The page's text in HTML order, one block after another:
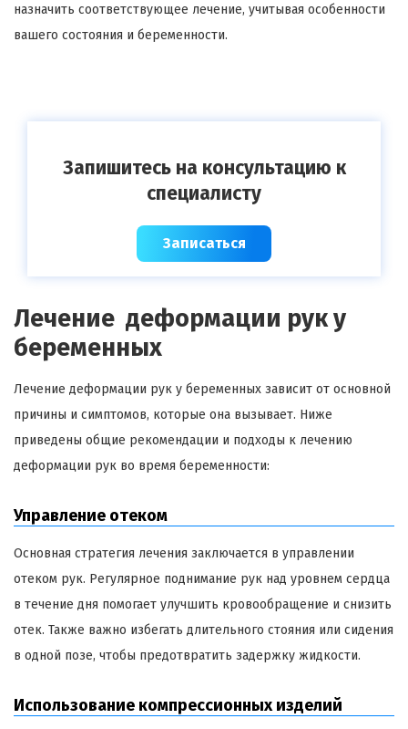
назначить соответствующее лечение, учитывая особенности
вашего состояния и беременности.
Запишитесь на консультацию к
специалисту
Записаться
Лечение деформации рук у
беременных
Лечение деформации рук у беременных зависит от основной
причины и симптомов, которые она вызывает. Ниже
приведены общие рекомендации и подходы к лечению
деформации рук во время беременности:
Управление отеком
Основная стратегия лечения заключается в управлении
отеком рук. Регулярное поднимание рук над уровнем сердца
в течение дня помогает улучшить кровообращение и снизить
отек. Также важно избегать длительного стояния или сидения
в одной позе, чтобы предотвратить задержку жидкости.
Использование компрессионных изделий